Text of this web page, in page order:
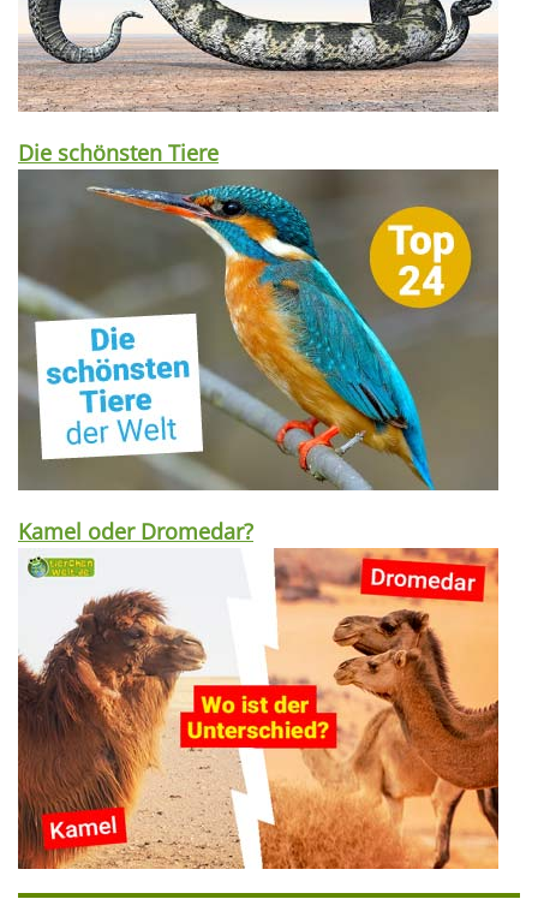
Die schönsten Tiere
Kamel oder Dromedar?